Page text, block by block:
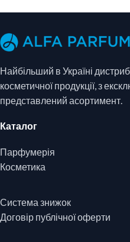
Найбільший в Україні
косметичної продукції, з
представлений асортимент.
Каталог
Парфумерія
Косметика
Система знижок
Договір публічної оферти